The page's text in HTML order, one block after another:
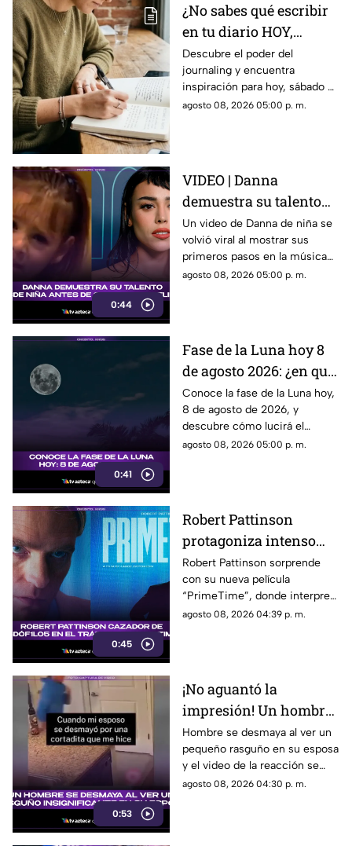
Descubre todos los detalles.
¿No sabes qué escribir
en tu diario HOY,
sábado 8 de junio de
2026? Usa este journal
prompt
Descubre el poder del
journaling y encuentra
inspiración para hoy, sábado 8
de junio de 2026. Un prompt
agosto 08, 2026 05:00 p. m.
0:44
VIDEO | Danna
demuestra su talento
desde niña antes de su
colaboración con
Belinda.
Un video de Danna de niña se
volvió viral al mostrar sus
primeros pasos en la música
antes de su colaboración con
agosto 08, 2026 05:00 p. m.
0:41
Fase de la Luna hoy 8
de agosto 2026: ¿en qué
etapa lunar estará esta
noche?
Conoce la fase de la Luna hoy,
8 de agosto de 2026, y
descubre cómo lucirá el
satélite natural durante esta
agosto 08, 2026 05:00 p. m.
0:45
Robert Pattinson
protagoniza intenso
thriller ‘PrimeTime’
con un nuevo papel
como cazador
Robert Pattinson sorprende
con su nueva película
“PrimeTime”, donde interpreta
a un personaje dedicado a
agosto 08, 2026 04:39 p. m.
0:53
¡No aguantó la
impresión! Un hombre
se desmaya al ver un
rasguño insignificante
en su esposa
Hombre se desmaya al ver un
pequeño rasguño en su esposa
y el video de la reacción se
vuelve viral en las redes
agosto 08, 2026 04:30 p. m.